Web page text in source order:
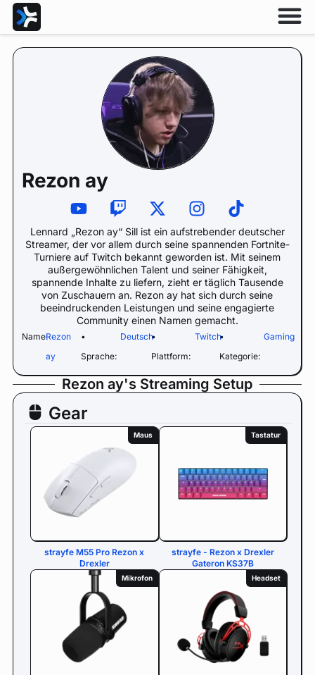
Rezon ay
Lennard „Rezon ay“ Sill ist ein aufstrebender deutscher
Streamer, der vor allem durch seine spannenden Fortnite-
Turniere auf Twitch bekannt geworden ist. Mit seinem
außergewöhnlichen Talent und seiner Fähigkeit,
spannende Inhalte zu liefern, zieht er täglich Tausende
von Zuschauern an. Rezon ay hat sich durch seine
beeindruckenden Leistungen und seine engagierte
Community einen Namen gemacht.
Name:Rezon
ay
•
Sprache:
Deutsch•
Plattform:
Twitch•
Kategorie:
Gaming
Rezon ay's Streaming Setup
Gear
Maus
strayfe M55 Pro Rezon x
Drexler
Tastatur
strayfe - Rezon x Drexler
Gateron KS37B
Mikrofon Headset